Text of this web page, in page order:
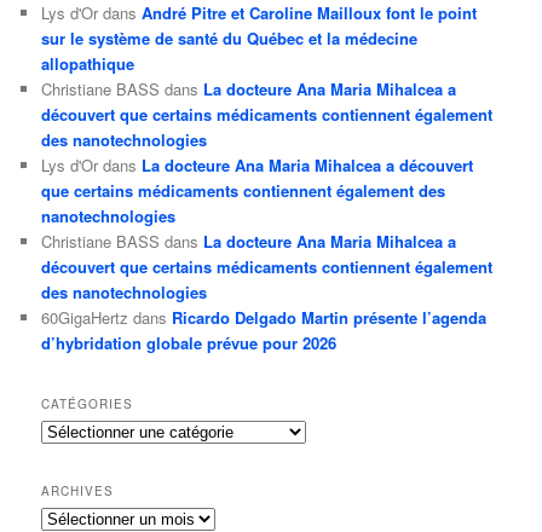
Lys d'Or dansAndré Pitre et Caroline Mailloux font le point
sur le système de santé du Québec et la médecine
allopathique
Christiane BASS dans La docteure Ana Maria Mihalcea a
découvert que certains médicaments contiennent également
des nanotechnologies
Lys d'Or dans La docteure Ana Maria Mihalcea a découvert
que certains médicaments contiennent également des
nanotechnologies
Christiane BASS dans La docteure Ana Maria Mihalcea a
découvert que certains médicaments contiennent également
des nanotechnologies
60GigaHertz dans Ricardo Delgado Martin présente l’agenda
d’hybridation globale prévue pour 2026
CATÉGORIES
Catégories
ARCHIVES
Archives